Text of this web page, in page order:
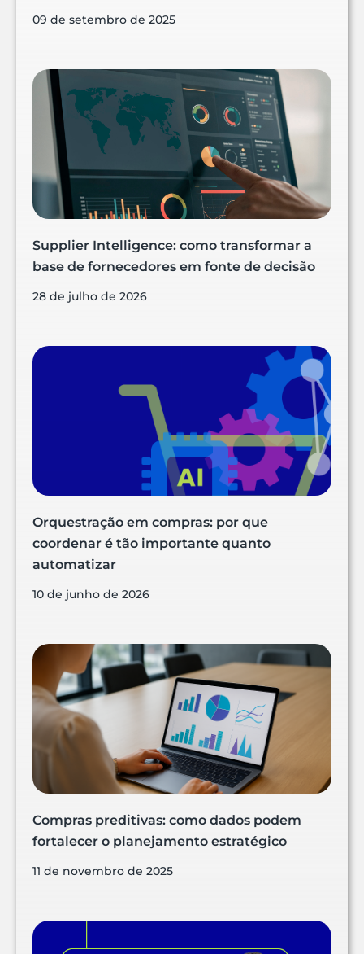
09 de setembro de 2025
Supplier Intelligence: como transformar a
base de fornecedores em fonte de decisão
28 de julho de 2026
Orquestração em compras: por que
coordenar é tão importante quanto
automatizar
10 de junho de 2026
Compras preditivas: como dados podem
fortalecer o planejamento estratégico
11 de novembro de 2025